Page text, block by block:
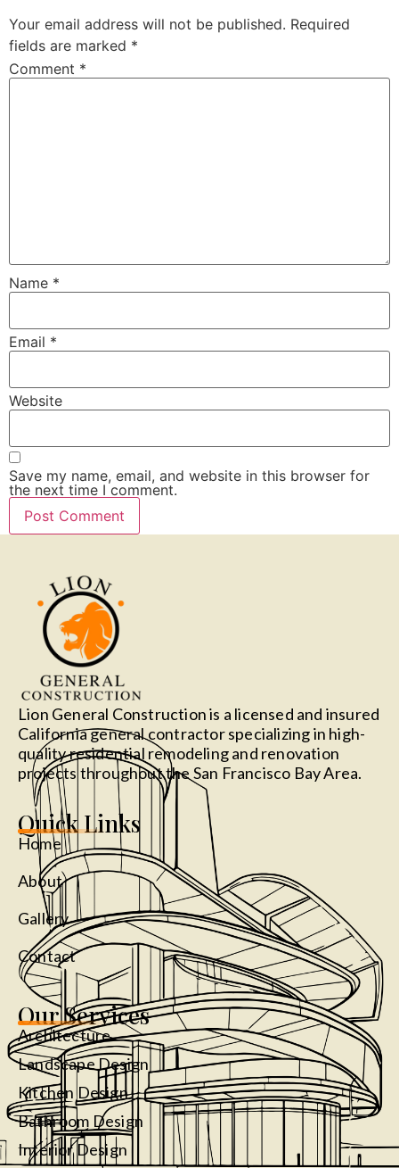
Your email address will not be published. Required
fields are marked *
Comment *
Name *
Email *
Website
Save my name, email, and website in this browser for
the next time I comment.
Lion General Construction is a licensed and insured
California general contractor specializing in high-
quality residential remodeling and renovation
projects throughout the San Francisco Bay Area.
Quick Links
Home
About
Gallery
Contact
Our Services
Architecture
Landscape Design
Kitchen Design
Bathroom Design
Interior Design